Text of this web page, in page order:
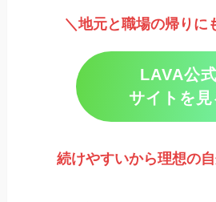
＼地元と職場の帰りに
LAVA公式
サイトを見
続けやすいから理想の